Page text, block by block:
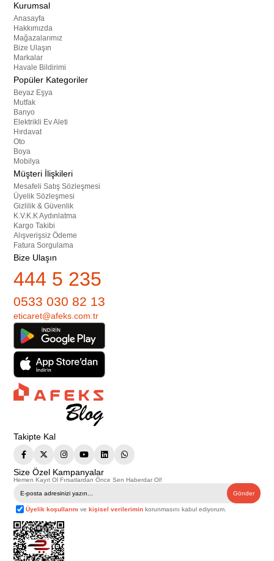
Kurumsal
Anasayfa
Hakkımızda
Mağazalarımız
Bize Ulaşın
Markalar
Havale Bildirimi
Popüler Kategoriler
Beyaz Eşya
Mutfak
Banyo
Elektrikli Ev Aleti
Hırdavat
Oto
Boya
Mobilya
Müşteri İlişkileri
Mesafeli Satış Sözleşmesi
Üyelik Sözleşmesi
Gizlilik & Güvenlik
K.V.K.K Aydınlatma
Kargo Takibi
Alışverişsiz Ödeme
Fatura Sorgulama
Bize Ulaşın
444 5 235
0533 030 82 13
eticaret@afeks.com.tr
Takipte Kal
Size Özel Kampanyalar
Hemen Kayıt Ol Fırsatlardan Önce Sen Haberdar Ol!
Gönder
Üyelik koşullarını vekişisel verilerimin korunmasını kabul ediyorum.